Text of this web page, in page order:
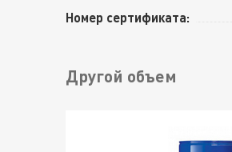
Номер сертификата:
Другой объем